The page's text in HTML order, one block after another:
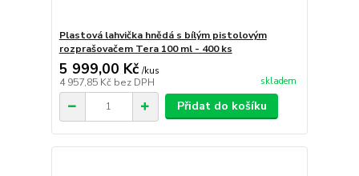
Plastová lahvička hnědá s bílým pistolovým
rozprašovačem Tera 100 ml - 400 ks
5 999,00 Kč /kus
4 957,85 Kč bez DPH skladem
Přidat do košíku